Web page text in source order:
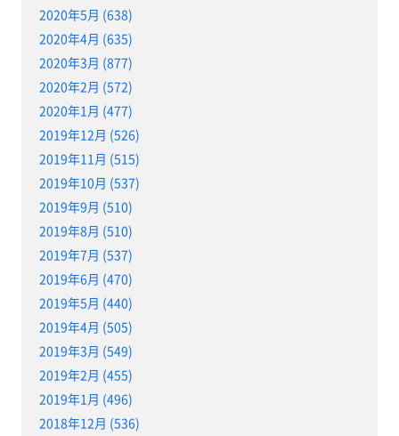
2020年5月 (638)
2020年4月 (635)
2020年3月 (877)
2020年2月 (572)
2020年1月 (477)
2019年12月 (526)
2019年11月 (515)
2019年10月 (537)
2019年9月 (510)
2019年8月 (510)
2019年7月 (537)
2019年6月 (470)
2019年5月 (440)
2019年4月 (505)
2019年3月 (549)
2019年2月 (455)
2019年1月 (496)
2018年12月 (536)